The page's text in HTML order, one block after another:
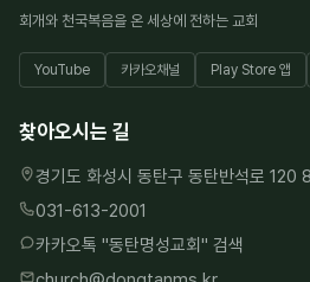
회개와 천국복음을 온 세상에 전하는 교회
YouTube 카카오채널 Play Store 앱
찾아오시는 길
경기도 화성시 동탄구 동탄반석로 120
031-613-2001
카카오톡 "동탄명성교회" 검색